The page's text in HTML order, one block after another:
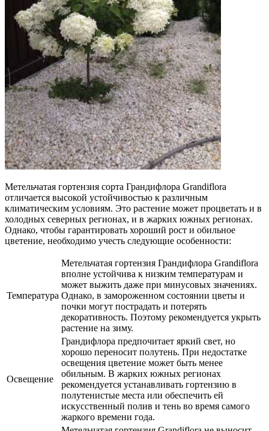
Метельчатая гортензия сорта Грандифлора Grandiflora
отличается высокой устойчивостью к различным
климатическим условиям. Это растение может процветать и в
холодных северных регионах, и в жарких южных регионах.
Однако, чтобы гарантировать хороший рост и обильное
цветение, необходимо учесть следующие особенности:
Температура
Метельчатая гортензия Грандифлора Grandiflora
вполне устойчива к низким температурам и
может выжить даже при минусовых значениях.
Однако, в замороженном состоянии цветы и
почки могут пострадать и потерять
декоративность. Поэтому рекомендуется укрыть
растение на зиму.
Освещение
Грандифлора предпочитает яркий свет, но
хорошо переносит полутень. При недостатке
освещения цветение может быть менее
обильным. В жарких южных регионах
рекомендуется устанавливать гортензию в
полутенистые места или обеспечить ей
искусственный полив и тень во время самого
жаркого времени года.